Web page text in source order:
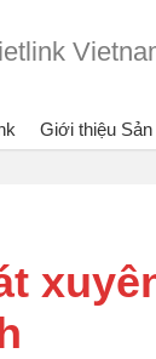
Giới thiệu Sản